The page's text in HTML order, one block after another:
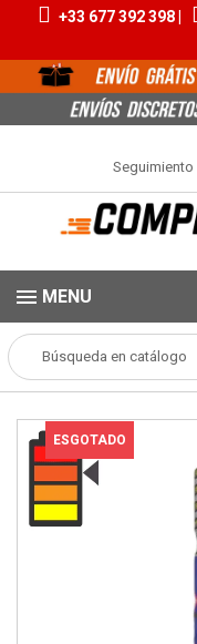
+33 677 392 398 |
MENU
Popper Aromas Grandes
ESGOTADO